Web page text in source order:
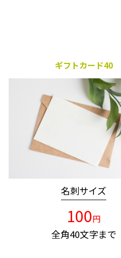
ギフトカード40
名刺サイズ
100円
全角40文字まで